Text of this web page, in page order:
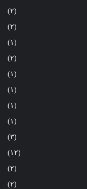
(٢)
(٢)
(١)
(٢)
(١)
(١)
(١)
(١)
(٣)
(١٢)
(٢)
(٢)